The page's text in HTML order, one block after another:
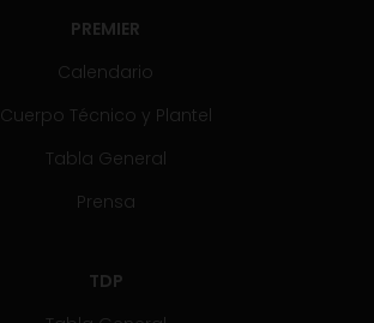
PREMIER
Calendario
Cuerpo Técnico y Plantel
Tabla General
Prensa
TDP